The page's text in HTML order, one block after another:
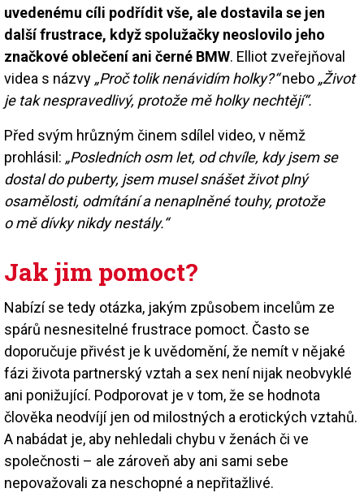
uvedenému cíli podřídit vše, ale dostavila se jen
další frustrace, když spolužačky neoslovilo jeho
značkové oblečení ani černé BMW. Elliot zveřejňoval
videa s názvy „Proč tolik nenávidím holky?“nebo „Život
je tak nespravedlivý, protože mě holky nechtějí“.
Před svým hrůzným činem sdílel video, v němž
prohlásil: „Posledních osm let, od chvíle, kdy jsem se
dostal do puberty, jsem musel snášet život plný
osamělosti, odmítání a nenaplněné touhy, protože
o mě dívky nikdy nestály.“
Jak jim pomoct?
Nabízí se tedy otázka, jakým způsobem incelům ze
spárů nesnesitelné frustrace pomoct. Často se
doporučuje přivést je k uvědomění, že nemít v nějaké
fázi života partnerský vztah a sex není nijak neobvyklé
ani ponižující. Podporovat je v tom, že se hodnota
člověka neodvíjí jen od milostných a erotických vztahů.
A nabádat je, aby nehledali chybu v ženách či ve
společnosti – ale zároveň aby ani sami sebe
nepovažovali za neschopné a nepřitažlivé.